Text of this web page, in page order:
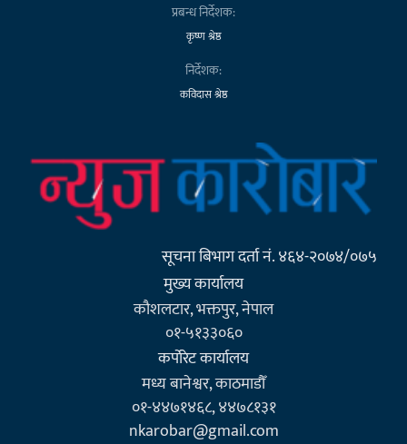
प्रबन्ध निर्देशक:
कृष्ण श्रेष्ठ
निर्देशक:
कविदास श्रेष्ठ
सूचना बिभाग दर्ता नं. ४६४-२०७४/०७५
मुख्य कार्यालय
कौशलटार, भक्तपुर, नेपाल
०१-५१३३०६०
कर्पाेरेट कार्यालय
मध्य बानेश्वर, काठमाडौँ
०१-४४७१४६८, ४४७८१३१
nkarobar@gmail.com